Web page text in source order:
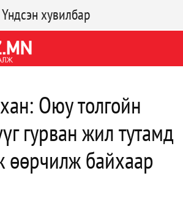
Үндсэн хувилбар
Оюу толгойн
гурван жил тутамд
өөрчилж байхаар